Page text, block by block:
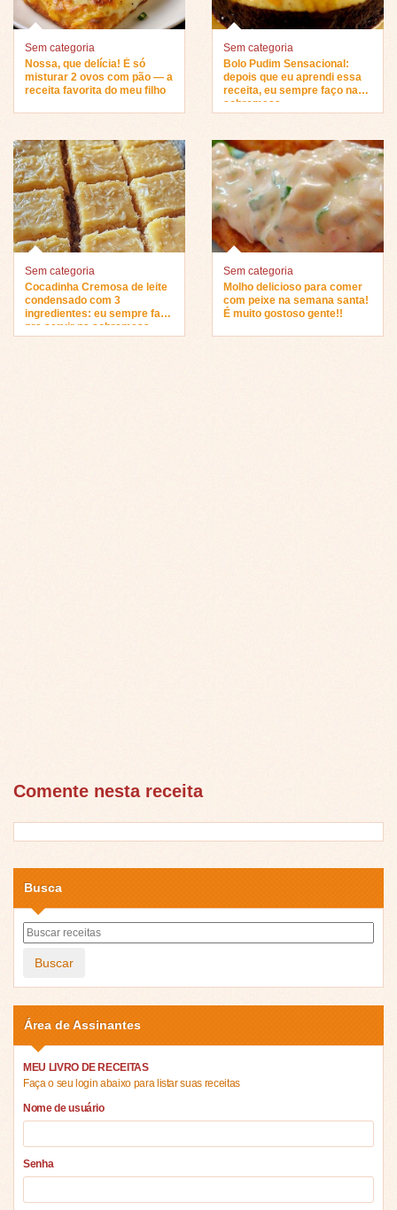
Sem categoria
Nossa, que delícia! É só
misturar 2 ovos com pão — a
receita favorita do meu filho
Sem categoria
Bolo Pudim Sensacional:
depois que eu aprendi essa
receita, eu sempre faço na
sobremesa…
Sem categoria
Cocadinha Cremosa de leite
condensado com 3
ingredientes: eu sempre faço
pra servir na sobremesa…
Sem categoria
Molho delicioso para comer
com peixe na semana santa!
É muito gostoso gente!!
Comente nesta receita
Busca
Buscar
Área de Assinantes
MEU LIVRO DE RECEITAS
Faça o seu login abaixo para listar suas receitas
Nome de usuário
Senha